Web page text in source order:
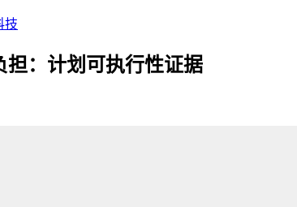
技
担：计划可执行性证据